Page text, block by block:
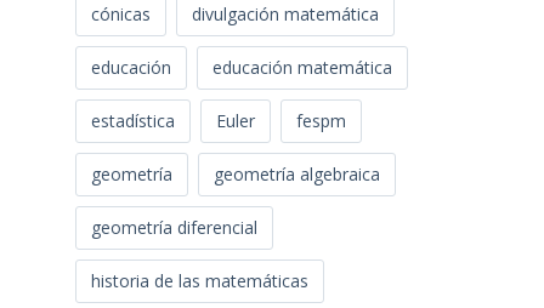
cónicas divulgación matemática
educación educación matemática
estadística Euler fespm
geometría geometría algebraica
geometría diferencial
historia de las matemáticas